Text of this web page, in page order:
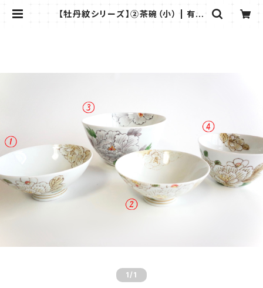
【牡丹紋シリーズ】②茶碗（小） | 有田
1 /1